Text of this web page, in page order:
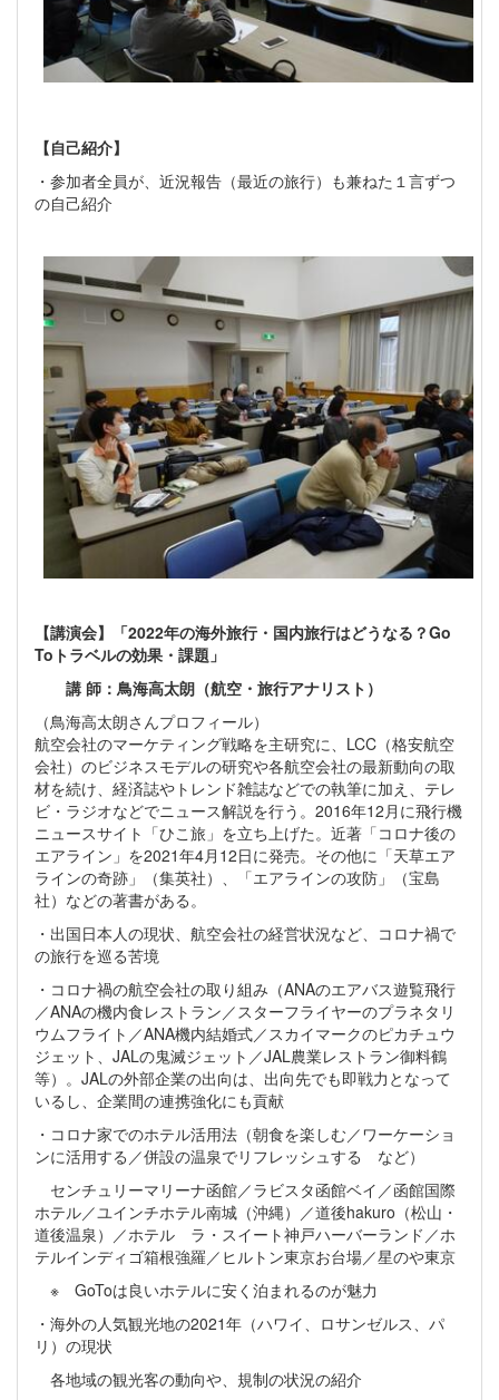
【自己紹介】
・参加者全員が、近況報告（最近の旅行）も兼ねた１言ずつ
の自己紹介
【講演会】「2022年の海外旅行・国内旅行はどうなる？Go
Toトラベルの効果・課題」
講 師：鳥海高太朗（航空・旅行アナリスト）
（鳥海高太朗さんプロフィール）
航空会社のマーケティング戦略を主研究に、LCC（格安航空
会社）のビジネスモデルの研究や各航空会社の最新動向の取
材を続け、経済誌やトレンド雑誌などでの執筆に加え、テレ
ビ・ラジオなどでニュース解説を行う。2016年12月に飛行機
ニュースサイト「ひこ旅」を立ち上げた。近著「コロナ後の
エアライン」を2021年4月12日に発売。その他に「天草エア
ラインの奇跡」（集英社）、「エアラインの攻防」（宝島
社）などの著書がある。
・出国日本人の現状、航空会社の経営状況など、コロナ禍で
の旅行を巡る苦境
・コロナ禍の航空会社の取り組み（ANAのエアバス遊覧飛行
／ANAの機内食レストラン／スターフライヤーのプラネタリ
ウムフライト／ANA機内結婚式／スカイマークのピカチュウ
ジェット、JALの鬼滅ジェット／JAL農業レストラン御料鶴
等）。JALの外部企業の出向は、出向先でも即戦力となって
いるし、企業間の連携強化にも貢献
・コロナ家でのホテル活用法（朝食を楽しむ／ワーケーショ
ンに活用する／併設の温泉でリフレッシュする など）
センチュリーマリーナ函館／ラビスタ函館ベイ／函館国際
ホテル／ユインチホテル南城（沖縄）／道後hakuro（松山・
道後温泉）／ホテル ラ・スイート神戸ハーバーランド／ホ
テルインディゴ箱根強羅／ヒルトン東京お台場／星のや東京
※ GoToは良いホテルに安く泊まれるのが魅力
・海外の人気観光地の2021年（ハワイ、ロサンゼルス、パ
リ）の現状
各地域の観光客の動向や、規制の状況の紹介